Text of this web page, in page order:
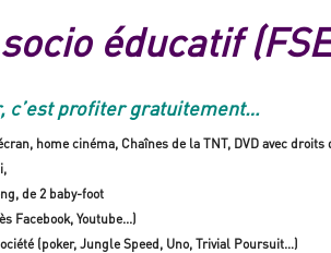
éducatif
c’est profiter gratuitement…
home cinéma, Chaînes de la TNT, DVD avec
de 2 baby-foot
Facebook, Youtube...)
(poker, Jungle Speed, Uno, Trivial Poursuit…)